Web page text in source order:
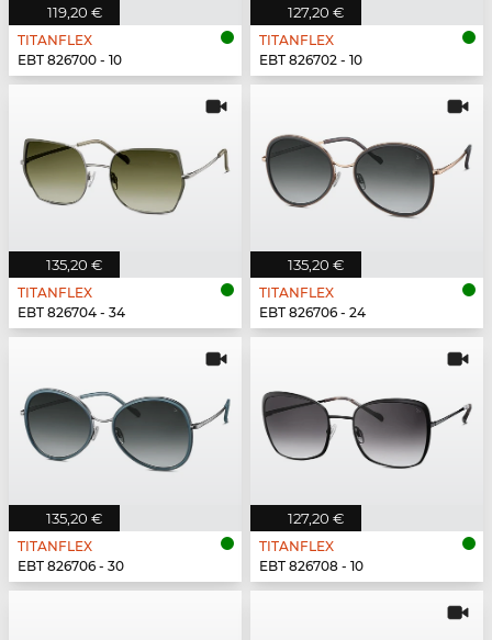
119,20 €
TITANFLEX
EBT 826700 - 10
127,20 €
TITANFLEX
EBT 826702 - 10
135,20 €
TITANFLEX
EBT 826704 - 34
135,20 €
TITANFLEX
EBT 826706 - 24
135,20 €
TITANFLEX
EBT 826706 - 30
127,20 €
TITANFLEX
EBT 826708 - 10